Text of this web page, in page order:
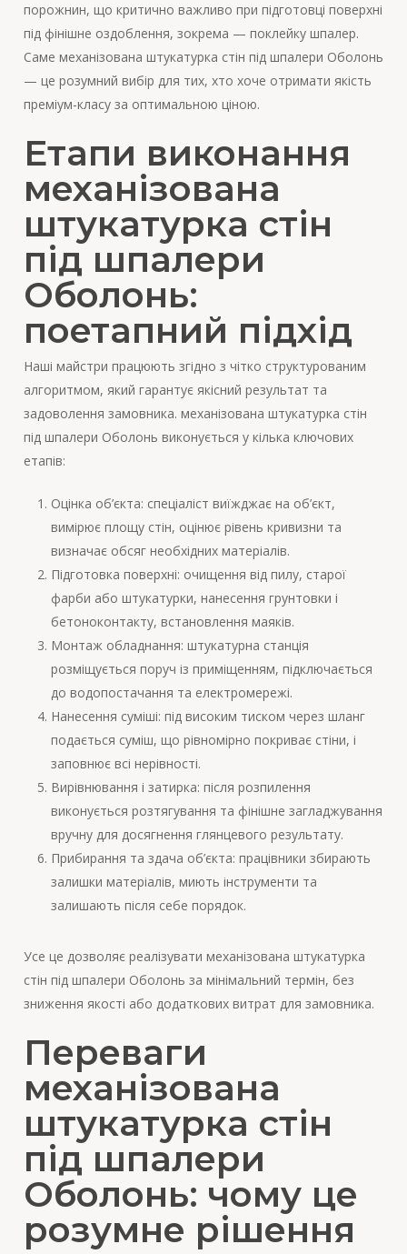
порожнин, що критично важливо при підготовці поверхні
під фінішне оздоблення, зокрема — поклейку шпалер.
Саме механізована штукатурка стін під шпалери Оболонь
— це розумний вибір для тих, хто хоче отримати якість
преміум-класу за оптимальною ціною.
Етапи виконання
механізована
штукатурка стін
під шпалери
Оболонь:
поетапний підхід
Наші майстри працюють згідно з чітко структурованим
алгоритмом, який гарантує якісний результат та
задоволення замовника. механізована штукатурка стін
під шпалери Оболонь виконується у кілька ключових
етапів:
Оцінка об’єкта: спеціаліст виїжджає на об’єкт,
вимірює площу стін, оцінює рівень кривизни та
визначає обсяг необхідних матеріалів.
Підготовка поверхні: очищення від пилу, старої
фарби або штукатурки, нанесення грунтовки і
бетоноконтакту, встановлення маяків.
Монтаж обладнання: штукатурна станція
розміщується поруч із приміщенням, підключається
до водопостачання та електромережі.
Нанесення суміші: під високим тиском через шланг
подається суміш, що рівномірно покриває стіни, і
заповнює всі нерівності.
Вирівнювання і затирка: після розпилення
виконується розтягування та фінішне загладжування
вручну для досягнення глянцевого результату.
Прибирання та здача об’єкта: працівники збирають
залишки матеріалів, миють інструменти та
залишають після себе порядок.
Усе це дозволяє реалізувати механізована штукатурка
стін під шпалери Оболонь за мінімальний термін, без
зниження якості або додаткових витрат для замовника.
Переваги
механізована
штукатурка стін
під шпалери
Оболонь: чому це
розумне рішення